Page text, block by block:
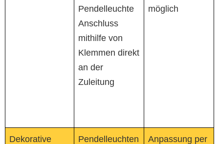
Pendelleuchte
Anschluss
mithilfe von
Klemmen direkt
an der
Zuleitung
möglich
Dekorative
Pendelleuchten
Anpassung per